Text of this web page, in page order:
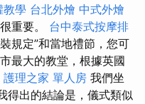
教學 台北外燴 中式外燴
重要。 台中泰式按摩排
規定”和當地禮節，您可
最大的教堂，根據英國
護理之家 單人房 我們坐
得出的結論是，儀式類似